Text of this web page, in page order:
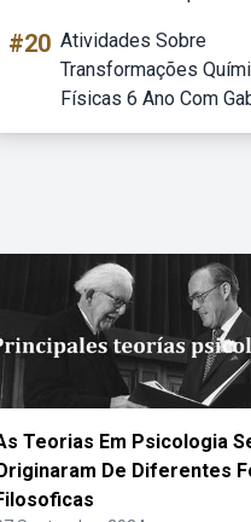
#20 Atividades Sobre
Transformações
Físicas 6 Ano Com
Teorias Em Psicologia
De Diferentes